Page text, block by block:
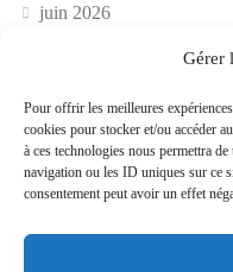
Gérer
Pour offrir les meilleures
cookies pour stocker et/ou accéder
à ces technologies nous permettra
navigation ou les ID uniques sur ce
consentement peut avoir un effet
juin 2026
avril 2026
mars 2026
février 2026